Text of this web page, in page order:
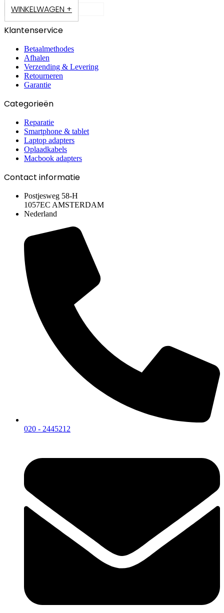
WINKELWAGEN +
Klantenservice
Betaalmethodes
Afhalen
Verzending & Levering
Retourneren
Garantie
Categorieën
Reparatie
Smartphone & tablet
Laptop adapters
Oplaadkabels
Macbook adapters
Contact informatie
Postjesweg 58-H
1057EC AMSTERDAM
Nederland
020 - 2445212